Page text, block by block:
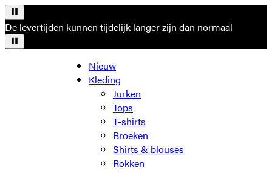
De levertijden kunnen tijdelijk langer zijn dan normaal
Nieuw
Kleding
Jurken
Tops
T-shirts
Broeken
Shirts & blouses
Rokken